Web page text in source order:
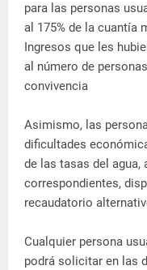
para las personas
al 175% de la cuantía
Ingresos que les
al número de
convivencia
Asimismo, las
dificultades
de las tasas del
correspondientes,
recaudatorio
Cualquier persona
podrá solicitar en las